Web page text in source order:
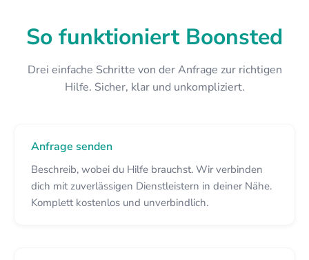
So funktioniert Boonsted
Drei einfache Schritte von der Anfrage zur richtigen
Hilfe. Sicher, klar und unkompliziert.
Anfrage senden
Beschreib, wobei du Hilfe brauchst. Wir verbinden
dich mit zuverlässigen Dienstleistern in deiner Nähe.
Komplett kostenlos und unverbindlich.